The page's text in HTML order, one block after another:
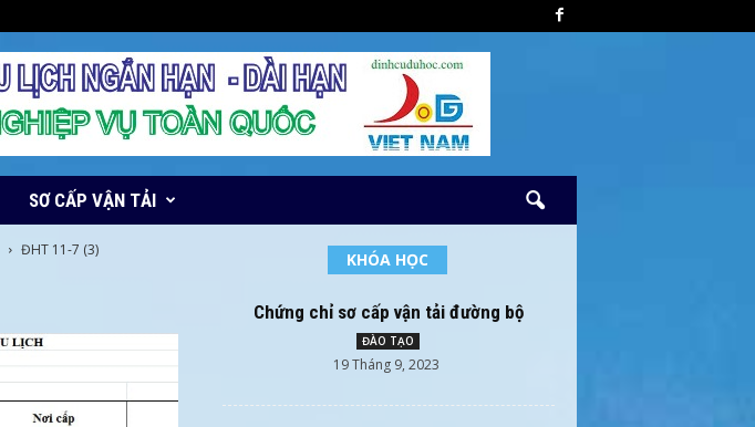
SƠ CẤP VẬN TẢI
ĐHT 11-7 (3) KHÓA HỌC
Chứng chỉ sơ cấp vận tải đường bộ
ĐÀO TẠO
19 Tháng 9, 2023